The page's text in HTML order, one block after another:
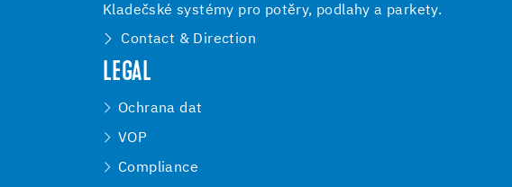
Kladečské systémy pro potěry, podlahy a parkety.
Contact & Direction
LEGAL
Ochrana dat
VOP
Compliance